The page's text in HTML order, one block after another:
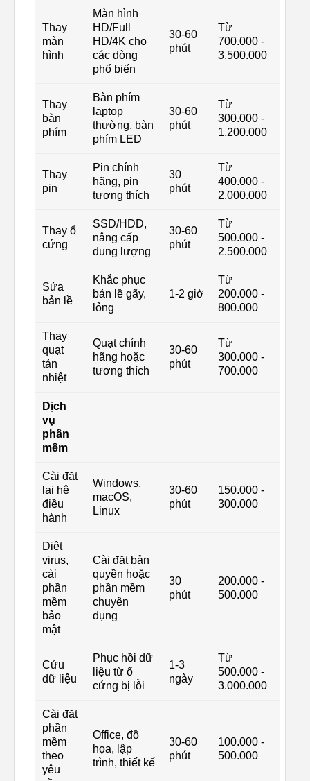
Thay
màn
hình
Màn hình
HD/Full
HD/4K cho
các dòng
phổ biến
30-60
phút
Từ
700.000 -
3.500.000
Thay
bàn
phím
Bàn phím
laptop
thường, bàn
phím LED
30-60
phút
Từ
300.000 -
1.200.000
Thay
pin
Pin chính
hãng, pin
tương thích
30
phút
Từ
400.000 -
2.000.000
Thay ổ
cứng
SSD/HDD,
nâng cấp
dung lượng
30-60
phút
Từ
500.000 -
2.500.000
Sửa
bản lề
Khắc phục
bản lề gãy,
lỏng
1-2 giờ
Từ
200.000 -
800.000
Thay
quạt
tản
nhiệt
Quạt chính
hãng hoặc
tương thích
30-60
phút
Từ
300.000 -
700.000
Dịch
vụ
phần
mềm
Cài đặt
lại hệ
điều
hành
Windows,
macOS,
Linux
30-60
phút
150.000 -
300.000
Diệt
virus,
cài
phần
mềm
bảo
mật
Cài đặt bản
quyền hoặc
phần mềm
chuyên
dụng
30
phút
200.000 -
500.000
Cứu
dữ liệu
Phục hồi dữ
liệu từ ổ
cứng bị lỗi
1-3
ngày
Từ
500.000 -
3.000.000
Cài đặt
phần
mềm
theo
yêu
Office, đồ
họa, lập
trình, thiết kế
30-60
phút
100.000 -
500.000